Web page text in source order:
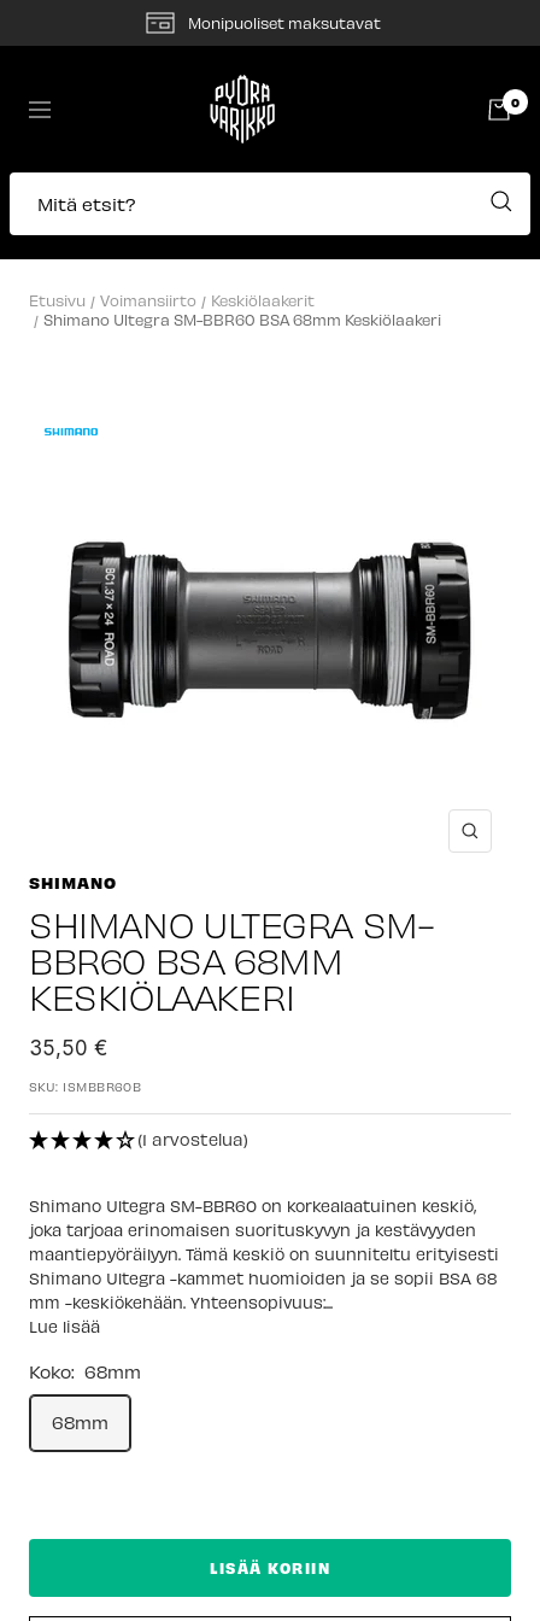
Monipuoliset maksutavat
Navigaatio
Pyörävarikko
0
Mitä etsit?
Etusivu Voimansiirto
Keskiölaakerit
Shimano Ultegra SM-BBR60 BSA 68mm Keskiölaakeri
SHIMANO
SHIMANO ULTEGRA SM-
BBR60 BSA 68MM
KESKIÖLAAKERI
Alennushinta
35,50 €
SKU: ISMBBR60B
(1 arvostelua)
Shimano Ultegra SM-BBR60 on korkealaatuinen keskiö,
joka tarjoaa erinomaisen suorituskyvyn ja kestävyyden
maantiepyöräilyyn. Tämä keskiö on suunniteltu erityisesti
Shimano Ultegra -kammet huomioiden ja se sopii BSA 68
mm -keskiökehään. Yhteensopivuus:...
Lue lisää
Koko: 68mm
68mm
LISÄÄ KORIIN